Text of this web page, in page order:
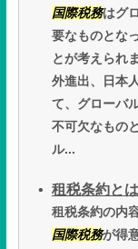
国際税務はグ
要なものとな
とが考えられ
外進出、日本
て、グローバ
不可欠なもの
ル...
租税条約とは
租税条約の内
国際税務が得